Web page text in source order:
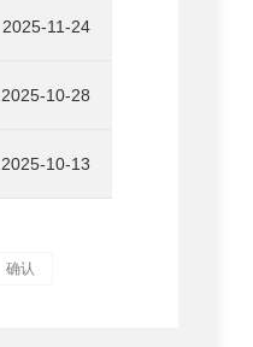
2025-11-24
2025-10-28
2025-10-13